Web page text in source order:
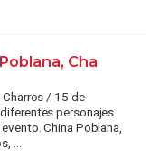
Cha
Charros / 15 de
personajes
China Poblana,
...